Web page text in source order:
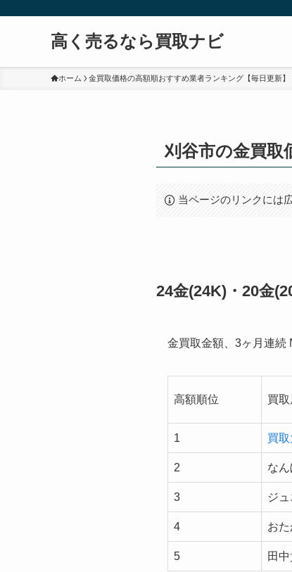
高く売るなら買取ナビ
ホーム 金買取価格の高額順おすすめ業者ランキング【毎日更新】
刈谷市の金買取
当ページのリンクには
24金(24K)・20金
金買取金額、3ヶ月連続
高額順位 買
1 買
2 な
3 ジ
4 お
5 田